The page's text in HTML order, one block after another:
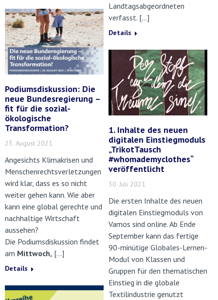
Landtagsabgeordneten
verfasst. […]
Details
Podiumsdiskussion: Die
neue Bundesregierung –
fit für die sozial-
ökologische
Transformation?
23. August 2021
Angesichts Klimakrisen und
Menschenrechtsverletzungen
wird klar, dass es so nicht
weiter gehen kann. Wie aber
kann eine global gerechte und
nachhaltige Wirtschaft
aussehen?
Die Podiumsdiskussion findet
am Mittwoch, […]
Details
1. Inhalte des neuen
digitalen Einstiegmoduls
„TrikotTausch
#whomademyclothes“
veröffentlicht
30. Juli 2021
Die ersten Inhalte des neuen
digitalen Einstiegmoduls von
Vamos sind online. Ab Ende
September kann das fertige
90-minütige Globales-Lernen-
Modul von Klassen und
Gruppen für den thematischen
Einstieg in die globale
Textilindustrie genutzt